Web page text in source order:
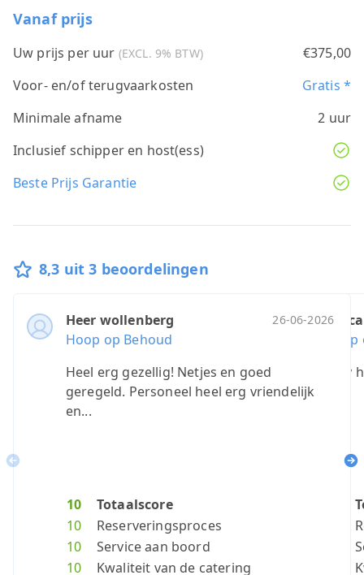
Vanaf prijs
Uw prijs per uur (EXCL. 9% BTW)
€375,00
Voor- en/of terugvaarkosten
Gratis *
Minimale afname
2 uur
Inclusief schipper en host(ess)
Beste Prijs Garantie
8,3 uit 3 beoordelingen
Heer wollenberg 26-06-2026
Hoop op Behoud
Heel erg gezellig! Netjes en goed
geregeld. Personeel heel erg vriendelijk
en...
10
Totaalscore
10
Reserveringsproces
10
Service aan boord
10
Kwaliteit van de catering
Mr.
Previous